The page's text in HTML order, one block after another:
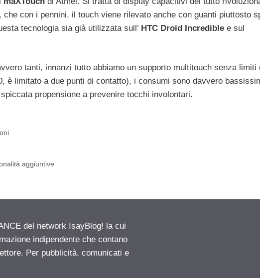
con i pennini, il touch viene rilevato anche con guanti piuttosto
tecnologia sia già utilizzata sull’ HTC Droid Incredible e sul
tanti, innanzi tutto abbiamo un supporto multitouch senza limiti
è limitato a due punti di contatto), i consumi sono davvero
propensione a prevenire tocchi involontari.
aggiuntive
del network IsayBlog! la cui
indipendente che contano
Per pubblicità, comunicati e